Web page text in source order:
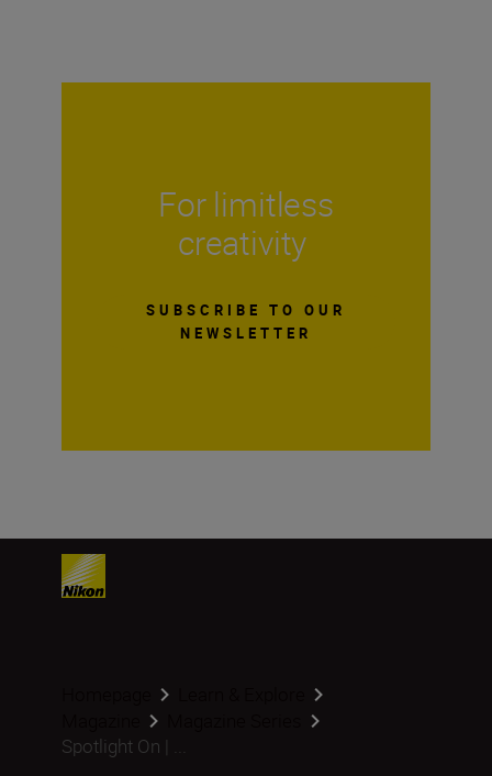
For limitless
creativity
SUBSCRIBE TO OUR
NEWSLETTER
Spotlight On | ...